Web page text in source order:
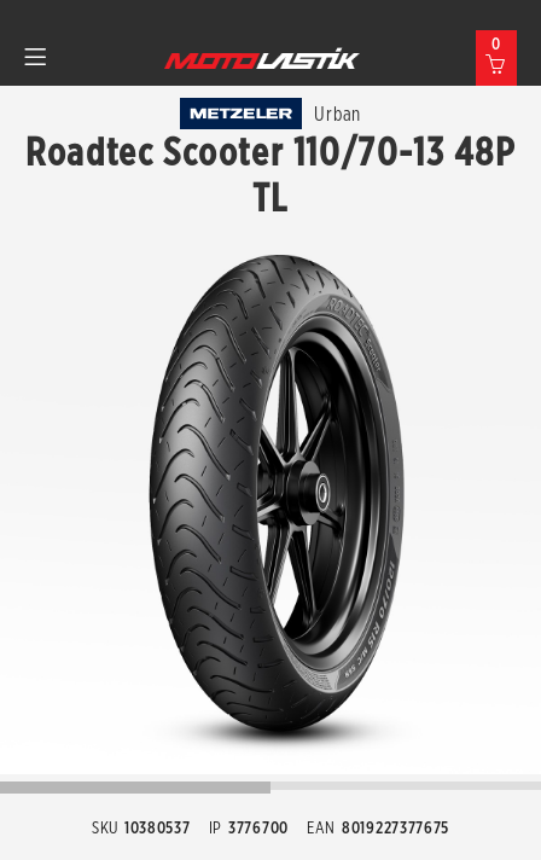
0
Urban
Roadtec Scooter 110/70-13 48P
TL
SKU 10380537 IP 3776700 EAN 8019227377675